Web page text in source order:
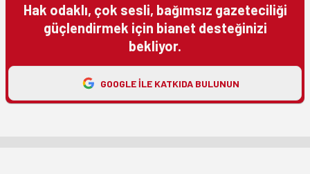
Hak odaklı, çok sesli, bağımsız gazeteciliği
güçlendirmek için bianet desteğinizi
bekliyor.
GOOGLE ILE KATKIDA BULUNUN